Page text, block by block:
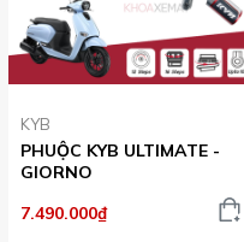
KYB
PHUỘC KYB ULTIMATE -
GIORNO
7.490.000₫